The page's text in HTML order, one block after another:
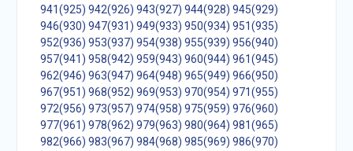
941(925) 942(926) 943(927) 944(928) 945(929)
946(930) 947(931) 949(933) 950(934) 951(935)
952(936) 953(937) 954(938) 955(939) 956(940)
957(941) 958(942) 959(943) 960(944) 961(945)
962(946) 963(947) 964(948) 965(949) 966(950)
967(951) 968(952) 969(953) 970(954) 971(955)
972(956) 973(957) 974(958) 975(959) 976(960)
977(961) 978(962) 979(963) 980(964) 981(965)
982(966) 983(967) 984(968) 985(969) 986(970)